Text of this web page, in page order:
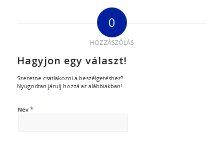
0
HOZZÁSZÓLÁS
Hagyjon egy választ!
Szeretne csatlakozni a beszélgetéshez?
Nyugodtan járulj hozzá az alábbiakban!
Név *